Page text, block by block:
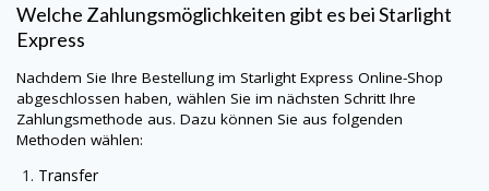
Welche Zahlungsmöglichkeiten gibt es bei Starlight
Express
Nachdem Sie Ihre Bestellung im Starlight Express Online-Shop
abgeschlossen haben, wählen Sie im nächsten Schritt Ihre
Zahlungsmethode aus. Dazu können Sie aus folgenden
Methoden wählen:
Transfer